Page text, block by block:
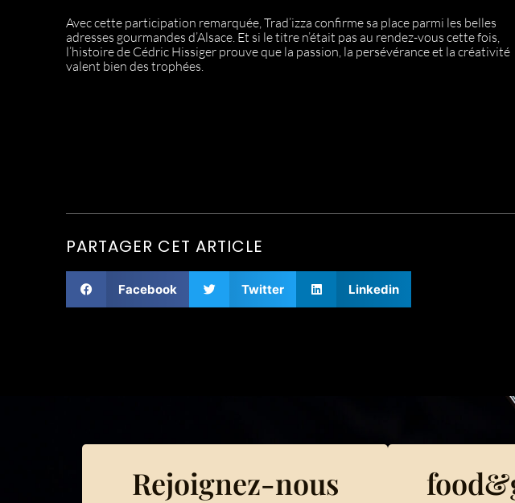
Avec cette participation remarquée, Trad’izza confirme sa place parmi les belles
adresses gourmandes d’Alsace. Et si le titre n’était pas au rendez-vous cette fois,
l’histoire de Cédric Hissiger prouve que la passion, la persévérance et la créativité
valent bien des trophées.
PARTAGER CET ARTICLE
Facebook Twitter Linkedin
Rejoignez-nous